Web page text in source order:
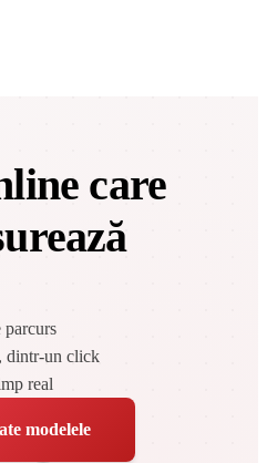
care
dintr-un click
real
modelele